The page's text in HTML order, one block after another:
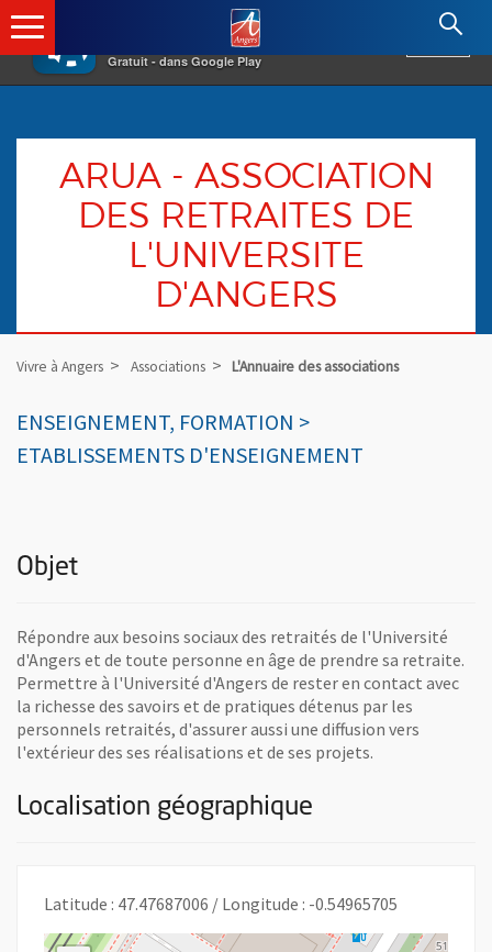
×
Gratuit - dans Google Play
Angers.fr : Retour à l'accueil
ARUA - ASSOCIATION
DES RETRAITES DE
L'UNIVERSITE
D'ANGERS
Vivre à Angers Associations L'Annuaire des associations
ENSEIGNEMENT, FORMATION >
ETABLISSEMENTS D'ENSEIGNEMENT
Objet
Répondre aux besoins sociaux des retraités de l'Université
d'Angers et de toute personne en âge de prendre sa retraite.
Permettre à l'Université d'Angers de rester en contact avec
la richesse des savoirs et de pratiques détenus par les
personnels retraités, d'assurer aussi une diffusion vers
l'extérieur des ses réalisations et de ses projets.
Localisation géographique
Latitude : 47.47687006 / Longitude : -0.54965705